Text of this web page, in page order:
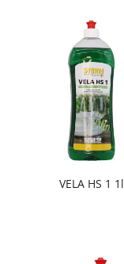
VELA HS 1 1l